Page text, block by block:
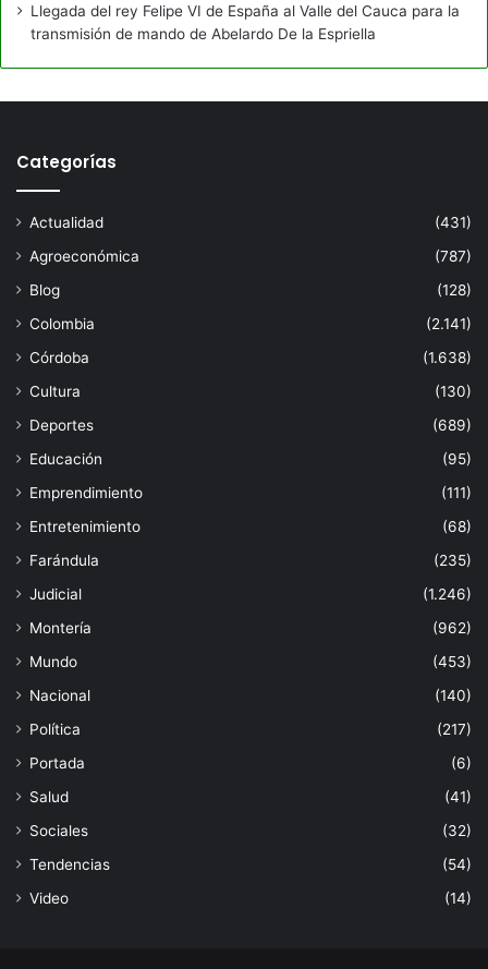
Llegada del rey Felipe VI de España al Valle del Cauca para la
transmisión de mando de Abelardo De la Espriella
Categorías
Actualidad
(431)
Agroeconómica
(787)
Blog
(128)
Colombia
(2.141)
Córdoba
(1.638)
Cultura
(130)
Deportes
(689)
Educación
(95)
Emprendimiento
(111)
Entretenimiento
(68)
Farándula
(235)
Judicial
(1.246)
Montería
(962)
Mundo
(453)
Nacional
(140)
Política
(217)
Portada
(6)
Salud
(41)
Sociales
(32)
Tendencias
(54)
Video
(14)